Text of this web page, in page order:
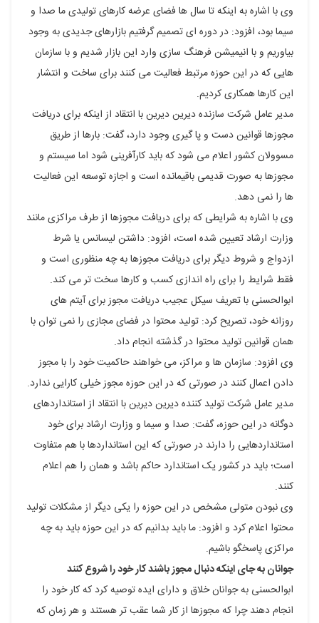
وی با اشاره به اینکه تا سال ها فضای عرضه کارهای تولیدی ما صدا و
سیما بود، افزود: در دوره ای تصمیم گرفتیم بازارهای جدیدی به وجود
بیاوریم و با انیمیشن فرهنگ سازی وارد این بازار شدیم و با سازمان
هایی که در این حوزه مرتبط فعالیت می کنند برای ساخت و انتشار
این کارها همکاری کردیم.
مدیر عامل شرکت سازنده دیرین دیرین با انتقاد از اینکه برای دریافت
مجوزها قوانین دست و پا گیری وجود دارد، گفت: بارها از طریق
مسوولان کشور اعلام می شود که باید کارآفرینی شود اما سیستم و
مجوزها به صورت قدیمی باقیمانده است و اجازه توسعه این فعالیت
ها را نمی دهد.
وی با اشاره به شرایطی که برای دریافت مجوزها از طرف مراکزی مانند
وزارت ارشاد تعیین شده است، افزود: داشتن لیسانس یا شرط
ازدواج و شروط دیگر برای دریافت مجوزها به چه منظوری است و
فقط شرایط را برای راه اندازی کسب و کارها سخت تر می کند.
ابوالحسنی با تعریف سیکل عجیب دریافت مجوز برای آیتم های
روزانه خود، تصریح کرد: تولید محتوا در فضای مجازی را نمی توان با
همان قوانین تولید محتوا در گذشته انجام داد.
وی افزود: سازمان ها و مراکز، می خواهند حاکمیت خود را با مجوز
دادن اعمال کنند در صورتی که در این حوزه مجوز خیلی کارایی ندارد.
مدیر عامل شرکت تولید کننده دیرین دیرین با انتقاد از استانداردهای
دوگانه در این حوزه، گفت: صدا و سیما و وزارت ارشاد برای خود
استانداردهایی را دارند در صورتی که این استانداردها با هم متفاوت
است؛ باید در کشور یک استاندارد حاکم باشد و همان را هم اعلام
کنند.
وی نبودن متولی مشخص در این حوزه را یکی دیگر از مشکلات تولید
محتوا اعلام کرد و افزود: ما باید بدانیم که در این حوزه باید به چه
مراکزی پاسخگو باشیم.
جوانان به جای اینکه دنبال مجوز باشند کار خود را شروع کنند
ابوالحسنی به جوانان خلاق و دارای ایده توصیه کرد که کار خود را
انجام دهند چرا که مجوزها از کار شما عقب تر هستند و هر زمان که